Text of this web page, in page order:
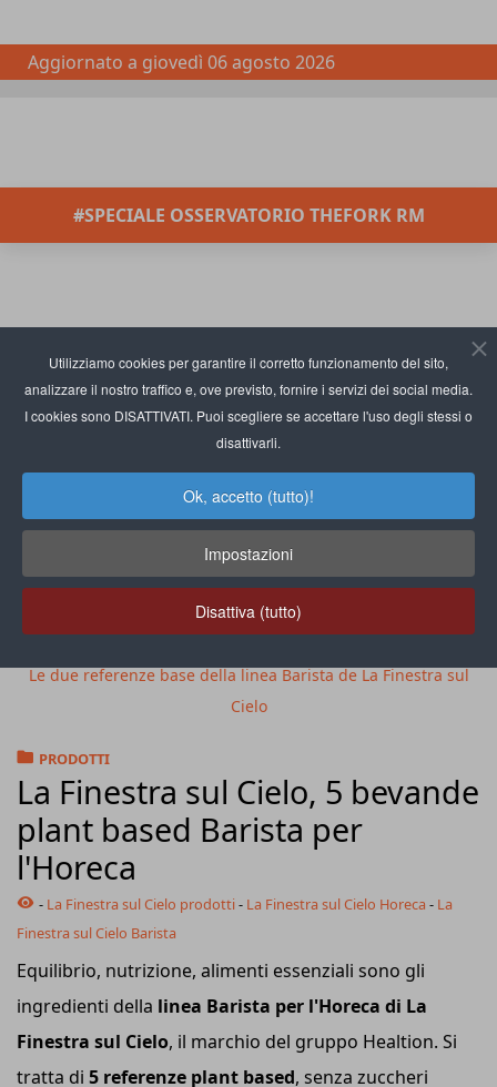
Utilizziamo cookies per garantire il corretto funzionamento del sito,
analizzare il nostro traffico e, ove previsto, fornire i servizi dei social media.
I cookies sono DISATTIVATI. Puoi scegliere se accettare l'uso degli stessi o
disattivarli.
Ok, accetto (tutto)!
Impostazioni
Disattiva (tutto)
Aggiornato a giovedì 06 agosto 2026
#SPECIALE OSSERVATORIO THEFORK RM
Le due referenze base della linea Barista de La Finestra sul
Cielo
PRODOTTI
La Finestra sul Cielo, 5 bevande
plant based Barista per
l'Horeca
- La Finestra sul Cielo prodotti- La Finestra sul Cielo Horeca - La
Finestra sul Cielo Barista
Equilibrio, nutrizione, alimenti essenziali sono gli
ingredienti della linea Barista per l'Horeca di La
Finestra sul Cielo, il marchio del gruppo Healtion. Si
tratta di 5 referenze plant based, senza zuccheri